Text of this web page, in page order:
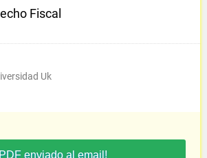
Fiscal
Uk
PDF enviado al email!